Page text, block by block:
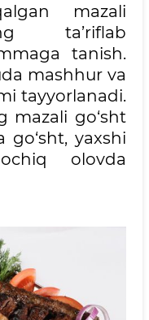
mazali
ta’riflab
tanish.
mashhur va
tayyorlanadi.
mazali go‘sht
go‘sht, yaxshi
olovda